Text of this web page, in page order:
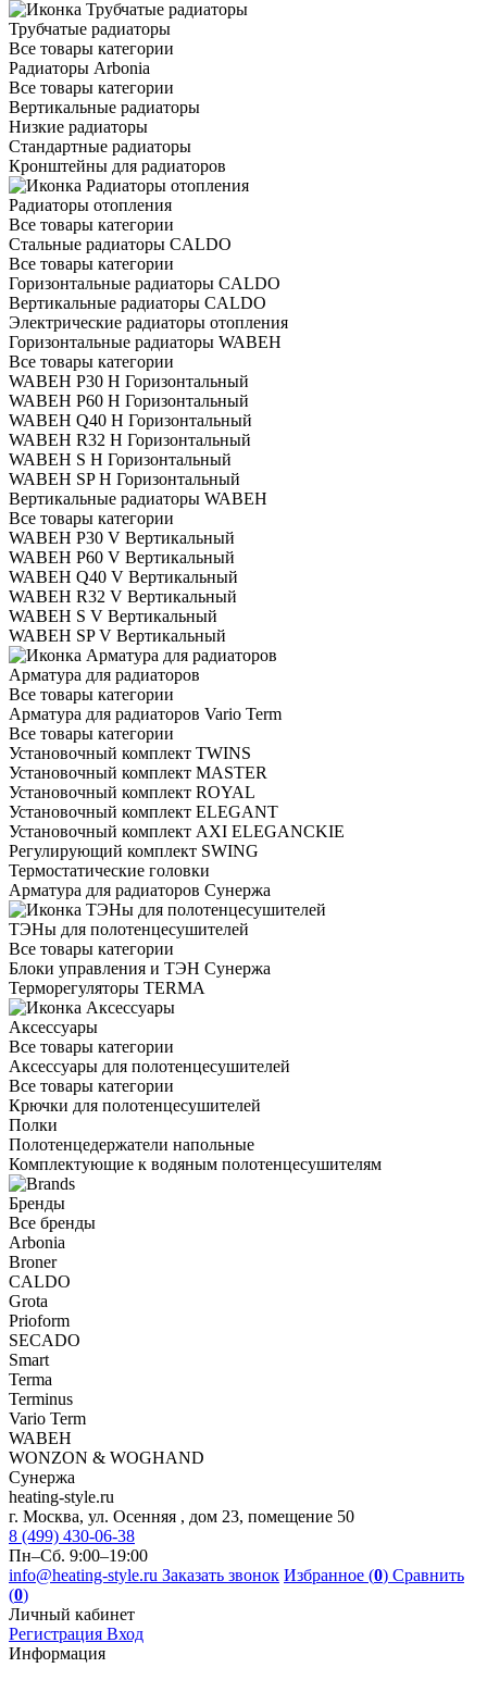
Трубчатые радиаторы
Все товары категории
Радиаторы Arbonia
Все товары категории
Вертикальные радиаторы
Низкие радиаторы
Стандартные радиаторы
Кронштейны для радиаторов
Радиаторы отопления
Все товары категории
Стальные радиаторы CALDO
Все товары категории
Горизонтальные радиаторы CALDO
Вертикальные радиаторы CALDO
Электрические радиаторы отопления
Горизонтальные радиаторы WABEH
Все товары категории
WABEH P30 H Горизонтальный
WABEH P60 H Горизонтальный
WABEH Q40 H Горизонтальный
WABEH R32 H Горизонтальный
WABEH S H Горизонтальный
WABEH SP H Горизонтальный
Вертикальные радиаторы WABEH
Все товары категории
WABEH P30 V Вертикальный
WABEH P60 V Вертикальный
WABEH Q40 V Вертикальный
WABEH R32 V Вертикальный
WABEH S V Вертикальный
WABEH SP V Вертикальный
Арматура для радиаторов
Все товары категории
Арматура для радиаторов Vario Term
Все товары категории
Установочный комплект TWINS
Установочный комплект MASTER
Установочный комплект ROYAL
Установочный комплект ELEGANT
Установочный комплект AXI ELEGANCKIE
Регулирующий комплект SWING
Термостатические головки
Арматура для радиаторов Сунержа
ТЭНы для полотенцесушителей
Все товары категории
Блоки управления и ТЭН Сунержа
Терморегуляторы TERMA
Аксессуары
Все товары категории
Аксессуары для полотенцесушителей
Все товары категории
Крючки для полотенцесушителей
Полки
Полотенцедержатели напольные
Комплектующие к водяным полотенцесушителям
Бренды
Все бренды
Arbonia
Broner
CALDO
Grota
Prioform
SECADO
Smart
Terma
Terminus
Vario Term
WABEH
WONZON & WOGHAND
Сунержа
heating-style.ru
г. Москва, ул. Осенняя , дом 23, помещение 50
8 (499) 430-06-38
Пн–Сб. 9:00–19:00
info@heating-style.ru Заказать звонок Избранное (0) Сравнить
(0)
Личный кабинет
Регистрация Вход
Информация